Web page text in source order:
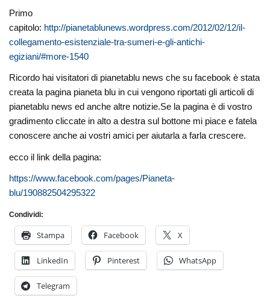
Primo
capitolo: http://pianetablunews.wordpress.com/2012/02/12/il-
collegamento-esistenziale-tra-sumeri-e-gli-antichi-
egiziani/#more-1540
Ricordo hai visitatori di pianetablu news che su facebook è stata
creata la pagina pianeta blu in cui vengono riportati gli articoli di
pianetablu news ed anche altre notizie.Se la pagina è di vostro
gradimento cliccate in alto a destra sul bottone mi piace e fatela
conoscere anche ai vostri amici per aiutarla a farla crescere.
ecco il link della pagina:
https://www.facebook.com/pages/Pianeta-
blu/190882504295322
Condividi:
Stampa Facebook X
LinkedIn Pinterest WhatsApp
Telegram